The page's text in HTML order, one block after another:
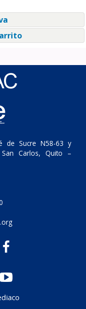
de Sucre N58-63 y
Carlos, Quito –